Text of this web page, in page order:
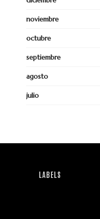
noviembre
octubre
septiembre
agosto
julio
LABELS